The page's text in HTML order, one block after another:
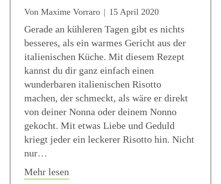
Von Maxime Vorraro | 15 April 2020
Gerade an kühleren Tagen gibt es nichts
besseres, als ein warmes Gericht aus der
italienischen Küche. Mit diesem Rezept
kannst du dir ganz einfach einen
wunderbaren italienischen Risotto
machen, der schmeckt, als wäre er direkt
von deiner Nonna oder deinem Nonno
gekocht. Mit etwas Liebe und Geduld
kriegt jeder ein leckerer Risotto hin. Nicht
nur…
Mehr lesen